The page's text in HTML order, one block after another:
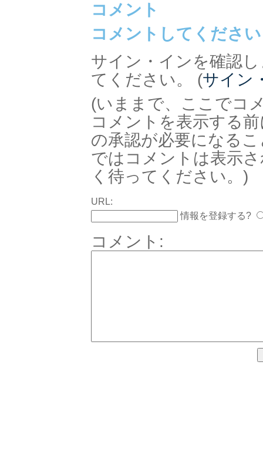
コメント
コメントしてください
サイン・インを確認
てください。 (サイン
(いままで、ここでコ
コメントを表示する
の承認が必要になる
ではコメントは表示
く待ってください。)
URL:
情報を登録する?
コメント: